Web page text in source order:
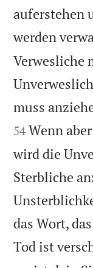
auferstehen
werden
Verwesliche
muss
54 Wenn
wird die
Sterbliche
das Wort,
Tod ist